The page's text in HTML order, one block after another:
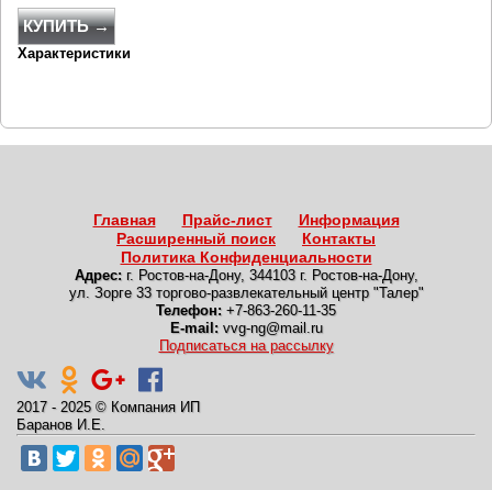
КУПИТЬ →
Характеристики
Главная Прайс-лист
Информация
Расширенный поиск
Контакты
Политика Конфиденциальности
Адрес: г. Ростов-на-Дону, 344103 г. Ростов-на-Дону,
ул. Зорге 33 торгово-развлекательный центр "Талер"
Телефон: +7-863-260-11-35
E-mail: vvg-ng@mail.ru
Подписаться на рассылку
2017 - 2025 © Компания ИП
Баранов И.Е.